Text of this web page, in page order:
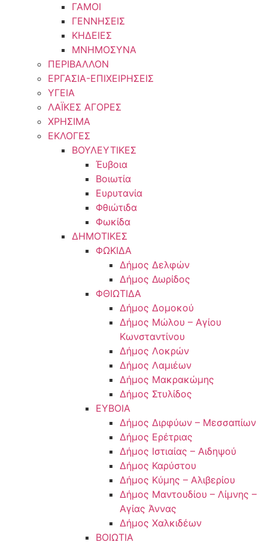
ΓΑΜΟΙ
ΓΕΝΝΗΣΕΙΣ
ΚΗΔΕΙΕΣ
ΜΝΗΜΟΣΥΝΑ
ΠΕΡΙΒΑΛΛΟΝ
ΕΡΓΑΣΙΑ-ΕΠΙΧΕΙΡΗΣΕΙΣ
ΥΓΕΙΑ
ΛΑΪΚΕΣ ΑΓΟΡΕΣ
ΧΡΗΣΙΜΑ
ΕΚΛΟΓΕΣ
ΒΟΥΛΕΥΤΙΚΕΣ
Έυβοια
Βοιωτία
Ευρυτανία
Φθιώτιδα
Φωκίδα
ΔΗΜΟΤΙΚΕΣ
ΦΩΚΙΔΑ
Δήμος Δελφών
Δήμος Δωρίδος
ΦΘΙΩΤΙΔΑ
Δήμος Δομοκού
Δήμος Μώλου – Αγίου
Κωνσταντίνου
Δήμος Λοκρών
Δήμος Λαμιέων
Δήμος Μακρακώμης
Δήμος Στυλίδος
ΕΥΒΟΙΑ
Δήμος Διρφύων – Μεσσαπίων
Δήμος Ερέτριας
Δήμος Ιστιαίας – Αιδηψού
Δήμος Καρύστου
Δήμος Κύμης – Αλιβερίου
Δήμος Μαντουδίου – Λίμνης –
Αγίας Άννας
Δήμος Χαλκιδέων
ΒΟΙΩΤΙΑ